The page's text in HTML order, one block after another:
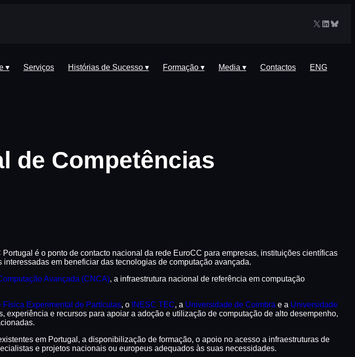
X LinkedIn
▾ Serviços Histórias de Sucesso ▾ Formação ▾ Media ▾ Contactos ENG
de Competências
é o ponto de contacto nacional da rede EuroCC para empresas, instituições científicas
em beneficiar das tecnologias de computação avançada.
Avançada (CNCA), a infraestrutura nacional de referência em computação
Física Experimental de Partículas, o INESC TEC, a Universidade de Coimbra e a Universidade
e recursos para apoiar a adoção e utilização de computação de alto desempenho,
em Portugal, a disponibilização de formação, o apoio no acesso a infraestruturas de
e projetos nacionais ou europeus adequados às suas necessidades.